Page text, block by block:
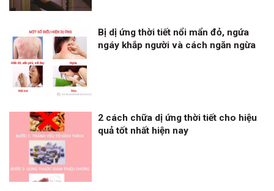
Bị dị ứng thời tiết nổi mẩn đỏ, ngứa
ngáy khắp người và cách ngăn ngừa
2 cách chữa dị ứng thời tiết cho hiệu
quả tốt nhất hiện nay